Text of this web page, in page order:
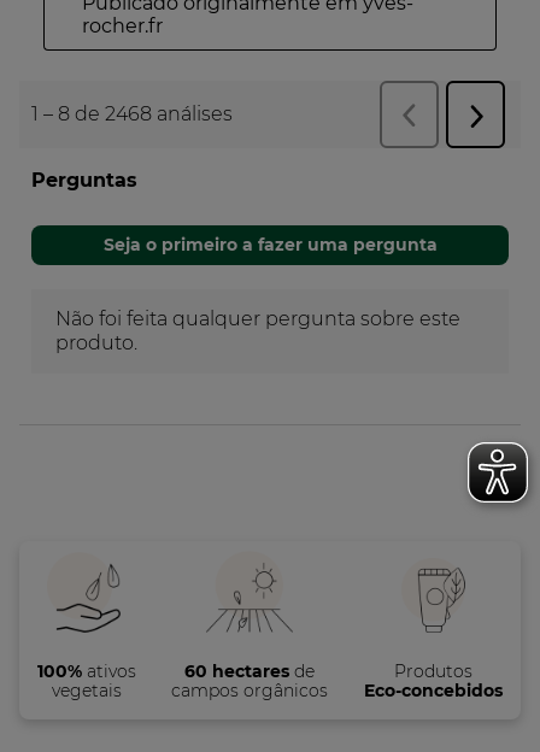
100%ativos
vegetais
60 hectares de
campos orgânicos
Produtos
Eco-concebidos